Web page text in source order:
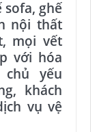
sofa, ghế
nội thất
mọi vết
với hóa
chủ yếu
khách
vụ vệ